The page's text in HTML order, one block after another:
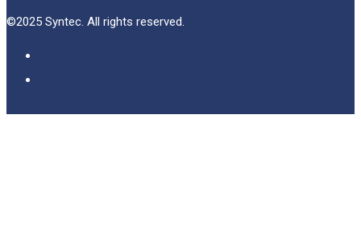
©2025 Syntec. All rights reserved.